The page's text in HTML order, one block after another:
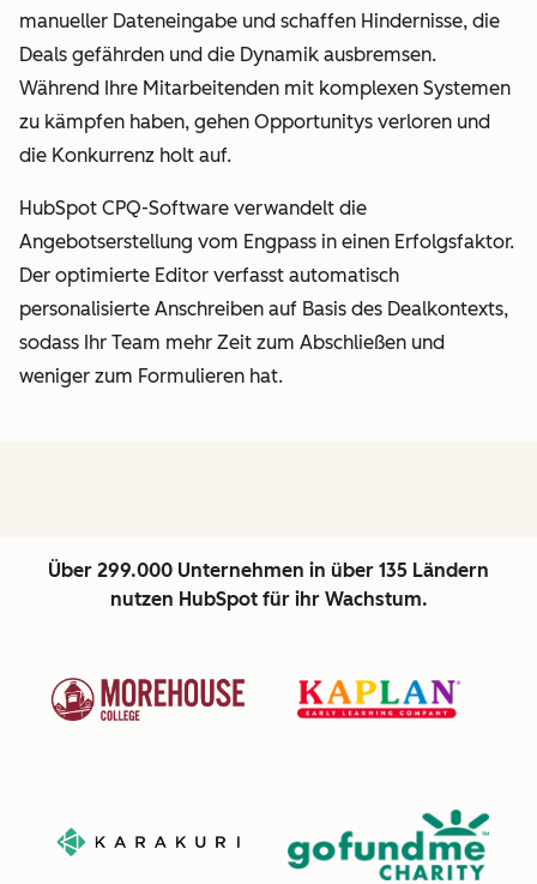
manueller Dateneingabe und schaffen Hindernisse, die
Deals gefährden und die Dynamik ausbremsen.
Während Ihre Mitarbeitenden mit komplexen Systemen
zu kämpfen haben, gehen Opportunitys verloren und
die Konkurrenz holt auf.
HubSpot CPQ-Software verwandelt die
Angebotserstellung vom Engpass in einen Erfolgsfaktor.
Der optimierte Editor verfasst automatisch
personalisierte Anschreiben auf Basis des Dealkontexts,
sodass Ihr Team mehr Zeit zum Abschließen und
weniger zum Formulieren hat.
Über 299.000 Unternehmen in über 135 Ländern
nutzen HubSpot für ihr Wachstum.